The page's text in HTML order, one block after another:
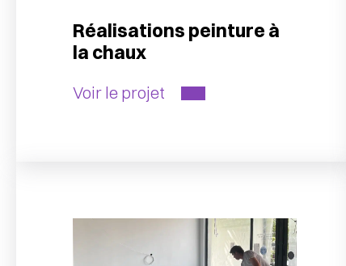
Réalisations peinture à
la chaux
Voir le projet